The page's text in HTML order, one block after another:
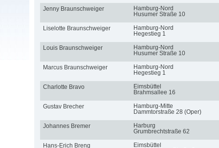
Jenny Braunschweiger
Hamburg-Nord
Husumer Straße 10
Liselotte Braunschweiger
Hamburg-Nord
Hegestieg 1
Louis Braunschweiger
Hamburg-Nord
Husumer Straße 10
Marcus Braunschweiger
Hamburg-Nord
Hegestieg 1
Charlotte Bravo
Eimsbüttel
Brahmsallee 16
Gustav Brecher
Hamburg-Mitte
Dammtorstraße 28 (Oper)
Johannes Bremer
Harburg
Grumbrechtstraße 62
Hans-Erich Breng
Eimsbüttel